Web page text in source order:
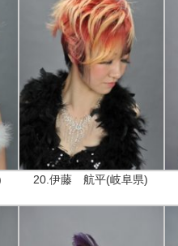
20.伊藤 航平(岐阜県)